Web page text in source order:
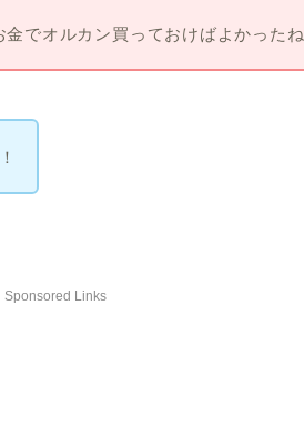
金でオルカン買っておけばよかったね
Sponsored Links